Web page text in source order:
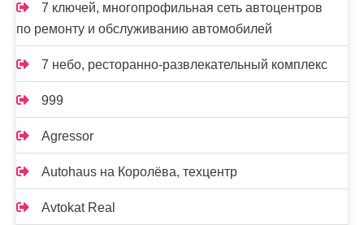
7 ключей, многопрофильная сеть автоцентров
по ремонту и обслуживанию автомобилей
7 небо, ресторанно-развлекательный комплекс
999
Agressor
Autohaus на Королёва, техцентр
Avtokat Real